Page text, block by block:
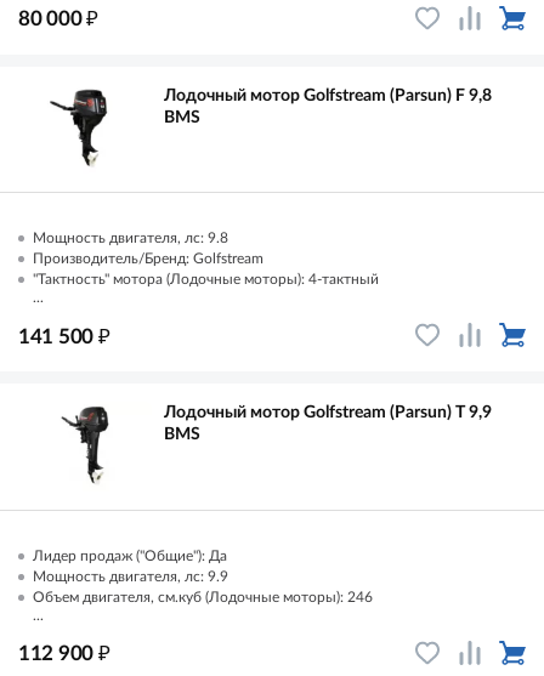
80 000₽
Лодочный мотор Golfstream (Parsun) F 9,8
BMS
Мощность двигателя, лс: 9.8
Производитель/Бренд: Golfstream
"Тактность" мотора (Лодочные моторы): 4-тактный
...
141 500 ₽
Лодочный мотор Golfstream (Parsun) T 9,9
ВМS
Лидер продаж ("Общие"): Да
Мощность двигателя, лс: 9.9
Объем двигателя, см.куб (Лодочные моторы): 246
...
112 900 ₽